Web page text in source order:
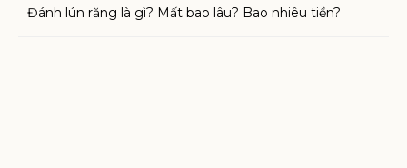
Đánh lún răng là gì? Mất bao lâu? Bao nhiêu tiền?